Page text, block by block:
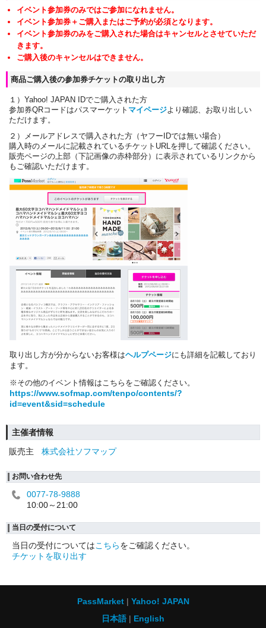
イベント参加券のみではご参加になれません。
イベント参加券＋ご購入またはご予約が必須となります。
イベント参加券のみをご購入された場合はキャンセルとさせていただ
きます。
ご購入後のキャンセルはできません。
商品ご購入後の参加券チケットの取り出し方
１）Yahoo! JAPAN IDでご購入された方
参加券QRコードはパスマーケット マイページより確認、お取り出しい
ただけます。
２）メールアドレスで購入された方（ヤフーIDでは無い場合）
購入時のメールに記載されているチケットURLを押して確認ください。
販売ページの上部（下記画像の赤枠部分）に表示されているリンクから
もご確認いただけます。
取り出し方が分からないお客様はヘルプページにも詳細を記載しており
ます。
※その他のイベント情報はこちらをご確認ください。
https://www.sofmap.com/tenpo/contents/?
id=event&sid=schedule
主催者情報
販売主
株式会社ソフマップ
お問い合わせ先
0077-78-9888
10:00～21:00
当日の受付について
当日の受付についてはこちらをご確認ください。
チケットを取り出す
PassMarket
Yahoo! JAPAN
日本語
English